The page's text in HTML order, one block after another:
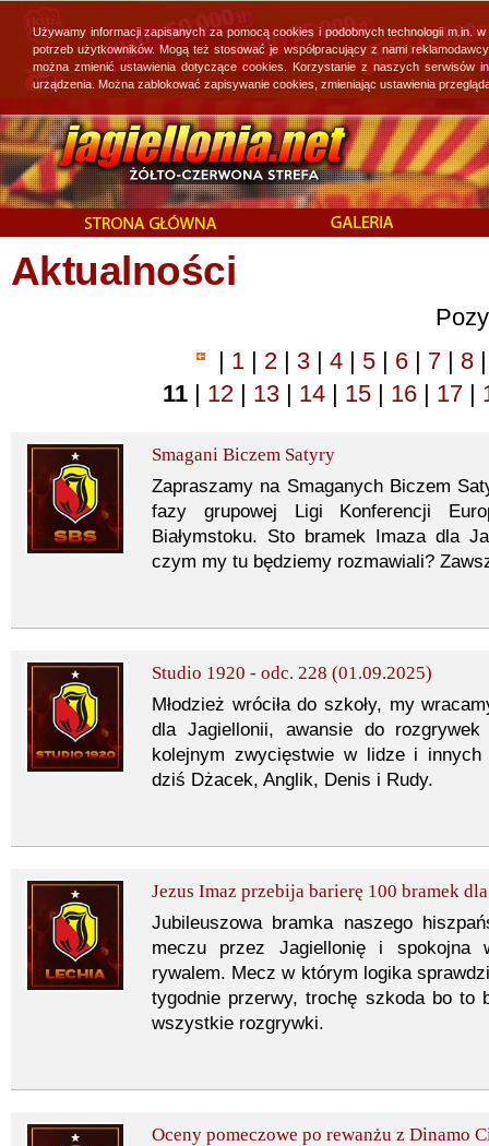
Aktualności
| 1 | 2 | 3 | 4 | 5 | 6 | 7 | 8 |
11 | 12 | 13 | 14 | 15 | 16 | 17 |
Smagani Biczem Satyry
Zapraszamy na Smaganych Biczem
fazy grupowej Ligi Konferencji
Białymstoku. Sto bramek Imaza dla
czym my tu będziemy rozmawiali?
Studio 1920 - odc. 228 (01.09.2025)
Młodzież wróciła do szkoły, my
dla Jagiellonii, awansie do rozgrywek
kolejnym zwycięstwie w lidze i innych
dziś Dżacek, Anglik, Denis i Rudy.
Jezus Imaz przebija barierę 100 bramek
Jubileuszowa bramka naszego
meczu przez Jagiellonię i spokojna
rywalem. Mecz w którym logika
tygodnie przerwy, trochę szkoda bo to
wszystkie rozgrywki.
Oceny pomeczowe po rewanżu z Dinamo
Używamy informacji zapisanych za pomocą cookies i podobnych technologii
potrzeb użytkowników. Mogą też stosować je współpracujący z nami
można zmienić ustawienia dotyczące cookies. Korzystanie z naszych
urządzenia. Można zablokować zapisywanie cookies, zmieniając ustawienia